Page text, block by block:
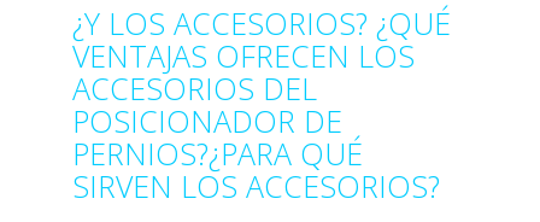
¿Y LOS ACCESORIOS? ¿QUÉ
VENTAJAS OFRECEN LOS
ACCESORIOS DEL
POSICIONADOR DE
PERNIOS?¿PARA QUÉ
SIRVEN LOS ACCESORIOS?